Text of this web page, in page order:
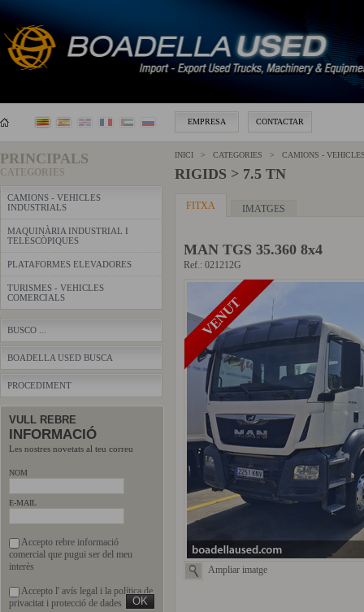
EMPRESA CONTACTAR
PRINCIPALS
CATEGORIES
CAMIONS - VEHICLES
INDUSTRIALS
MAQUINÀRIA INDUSTRIAL I
TELESCÒPIQUES
PLATAFORMES ELEVADORES
TURISMES - VEHICLES
COMERCIALS
BUSCO ...
BOADELLA USED BUSCA
PROCEDIMENT
VULL REBRE
INFORMACIÓ
Les nostres novetats al teu correu
NOM
E-MAIL
Accepto rebre informació
comercial que pugui ser del meu
interès
Accepto l' avís legal i la política de
privacitat i protecció de dades
INICI > CATEGORIES > CAMIONS -
RIGIDS > 7.5 TN
FITXA IMATGES
MAN TGS 35.360 8x4
Ref.: 021212G
VENUT
Ampliar imatge